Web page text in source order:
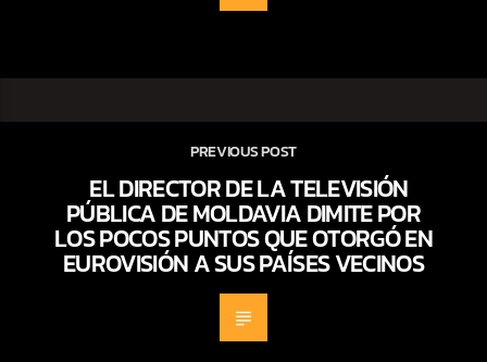
PREVIOUS POST
EL DIRECTOR DE LA TELEVISIÓN
PÚBLICA DE MOLDAVIA DIMITE POR
LOS POCOS PUNTOS QUE OTORGÓ EN
EUROVISIÓN A SUS PAÍSES VECINOS